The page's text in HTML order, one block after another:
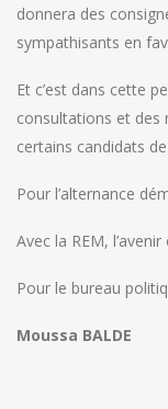
donnera des
sympathisants en
Et c’est dans cette
consultations et des
certains candidats
Pour l’alternance
Avec la REM,
Pour le bureau
Moussa BALDE